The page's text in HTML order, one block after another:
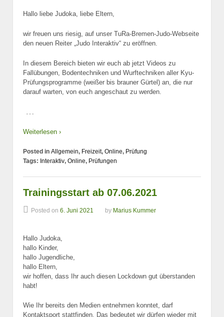
Hallo liebe Judoka, liebe Eltern,
wir freuen uns riesig, auf unser TuRa-Bremen-Judo-Webseite
den neuen Reiter „Judo Interaktiv“ zu eröffnen.
In diesem Bereich bieten wir euch ab jetzt Videos zu
Fallübungen, Bodentechniken und Wurftechniken aller Kyu-
Prüfungsprogramme (weißer bis brauner Gürtel) an, die nur
darauf warten, von euch angeschaut zu werden.
…
Weiterlesen ›
Posted in Allgemein, Freizeit, Online, Prüfung
Tags: Interaktiv, Online, Prüfungen
Trainingsstart ab 07.06.2021
Posted on 6. Juni 2021 by Marius Kummer
Hallo Judoka,
hallo Kinder,
hallo Jugendliche,
hallo Eltern,
wir hoffen, dass Ihr auch diesen Lockdown gut überstanden
habt!
Wie Ihr bereits den Medien entnehmen konntet, darf
Kontaktsport stattfinden. Das bedeutet wir dürfen wieder mit